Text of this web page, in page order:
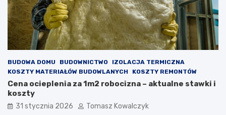
BUDOWA DOMU BUDOWNICTWO
IZOLACJA TERMICZNA
KOSZTY MATERIAŁÓW BUDOWLANYCH
KOSZTY REMONTÓW
Cena ocieplenia za 1m2 robocizna – aktualne stawki i
koszty
31 stycznia 2026 Tomasz Kowalczyk